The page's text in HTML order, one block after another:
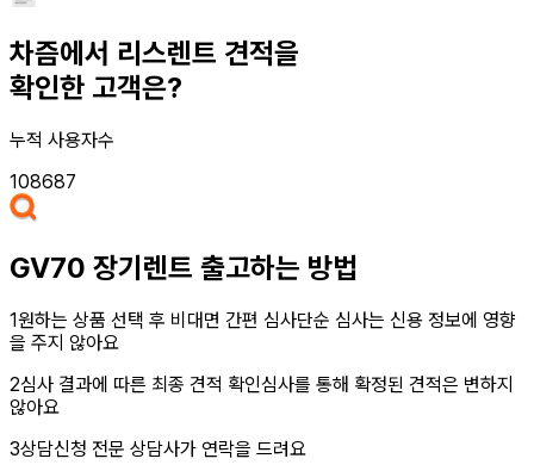
차즘에서 리스렌트 견적을
확인한 고객은?
누적 사용자수
108687
GV70 장기렌트 출고하는 방법
1원하는 상품 선택 후 비대면 간편 심사단순 심사는 신용 정보에 영향
을 주지 않아요
2심사 결과에 따른 최종 견적 확인심사를 통해 확정된 견적은 변하지
않아요
3상담신청 전문 상담사가 연락을 드려요